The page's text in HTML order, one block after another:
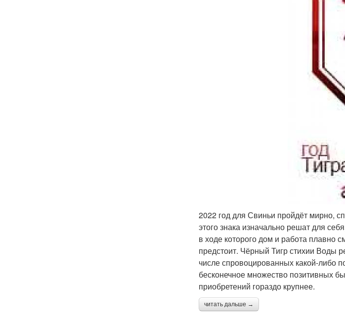
2022 год для Свиньи пройдёт мирно,
этого знака изначально решат для
в ходе которого дом и работа плавно
предстоит. Чёрный Тигр стихии Воды
числе спровоцированных какой-либо
бесконечное множество позитивных
приобретений гораздо крупнее.
читать дальше →